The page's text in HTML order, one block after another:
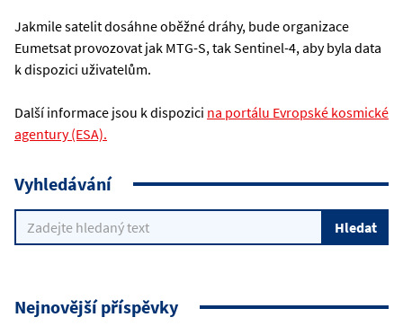
Jakmile satelit dosáhne oběžné dráhy, bude organizace
Eumetsat provozovat jak MTG-S, tak Sentinel-4, aby byla data
k dispozici uživatelům.
Další informace jsou k dispozici na portálu Evropské kosmické
agentury (ESA).
Vyhledávání
Nejnovější příspěvky